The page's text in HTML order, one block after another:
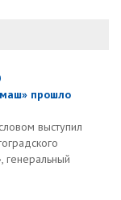
прошло
выступил
генеральный